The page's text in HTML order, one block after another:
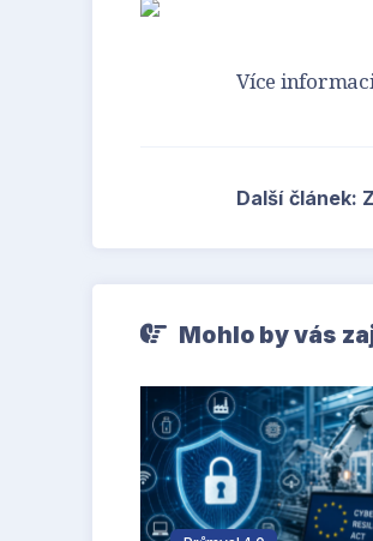
Více
Další článek:
Mohlo by vás